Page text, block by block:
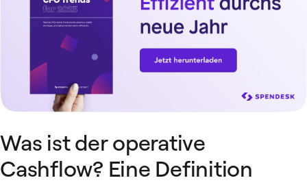
Was ist der operative
Cashflow? Eine Definition